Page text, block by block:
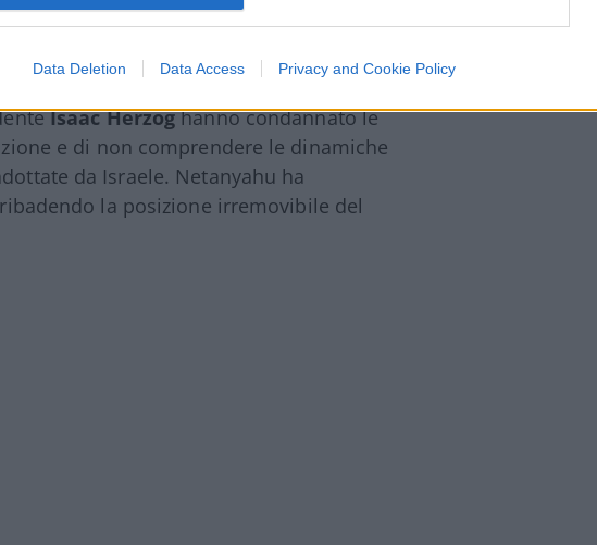
Data Deletion Data Access Privacy and Cookie Policy
e forti. Figure di spicco come
Isaac Herzoghanno condannato le
e di non comprendere le dinamiche
da Israele. Netanyahu ha
la posizione irremovibile del